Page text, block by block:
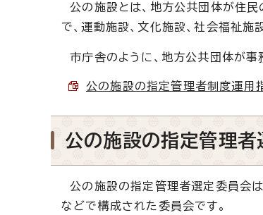
公の施設とは、地方公共団体が住
で、運動施設、文化施設、社会福祉施
市庁舎のように、地方公共団体が事
公の施設の指定管理者制度運
公の施設の指定管理者
公の施設の指定管理者選定委員会
などで構成された委員会です。